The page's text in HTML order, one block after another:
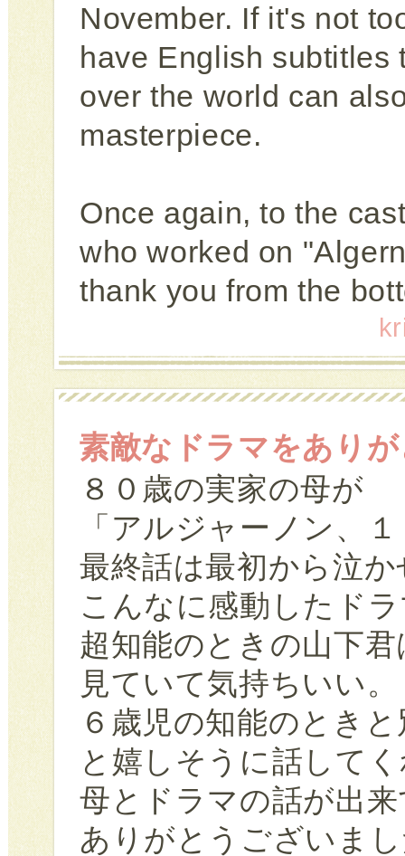
November. If it's not
have English subtitles
over the world can
masterpiece.
Once again, to the
who worked on
thank you from the
素敵なドラマをあり
８０歳の実家の母が
「アルジャーノン、
最終話は最初から泣
こんなに感動したド
超知能のときの山下
見ていて気持ちいい。
６歳児の知能のとき
と嬉しそうに話して
母とドラマの話が出
ありがとうございま